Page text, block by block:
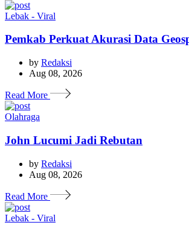
Lebak - Viral
Pemkab Perkuat Akurasi Data
by Redaksi
Aug 08, 2026
Read More
Olahraga
John Lucumi Jadi Rebutan
by Redaksi
Aug 08, 2026
Read More
Lebak - Viral